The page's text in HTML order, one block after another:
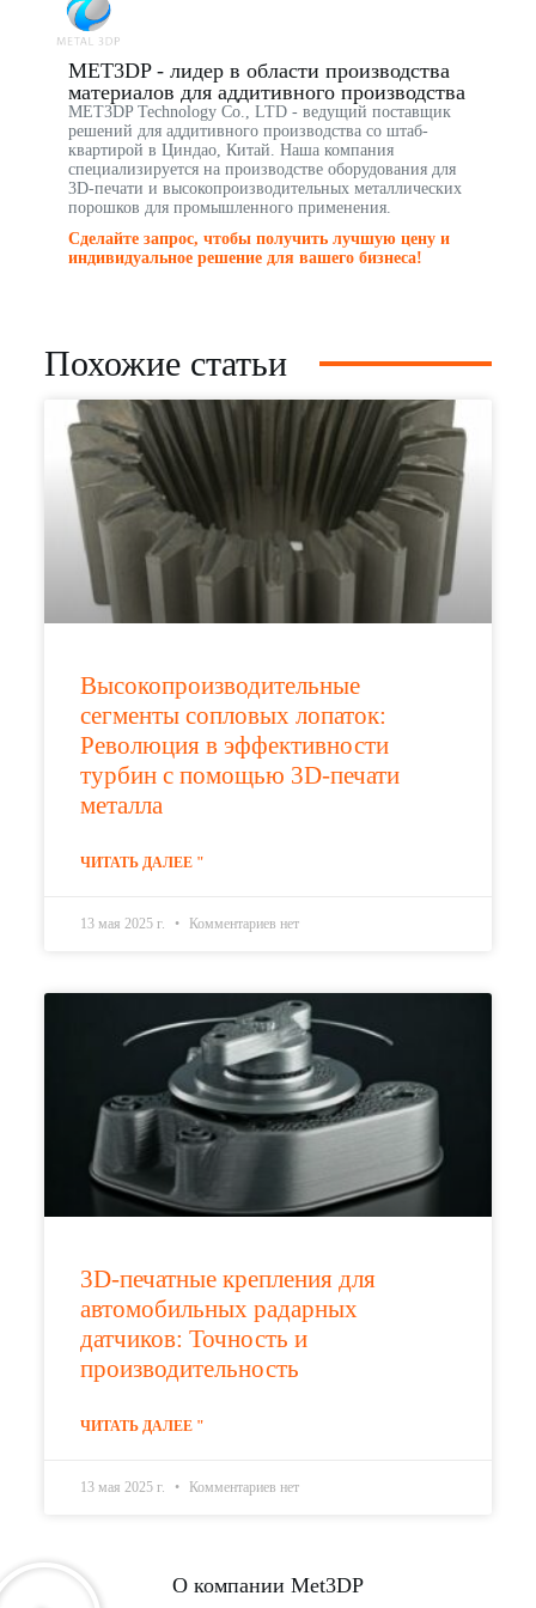
MET3DP - лидер в области производства
материалов для аддитивного производства
MET3DP Technology Co., LTD - ведущий поставщик
решений для аддитивного производства со штаб-
квартирой в Циндао, Китай. Наша компания
специализируется на производстве оборудования для
3D-печати и высокопроизводительных металлических
порошков для промышленного применения.
Сделайте запрос, чтобы получить лучшую цену и
индивидуальное решение для вашего бизнеса!
Похожие статьи
Высокопроизводительные
сегменты сопловых лопаток:
Революция в эффективности
турбин с помощью 3D-печати
металла
ЧИТАТЬ ДАЛЕЕ "
13 мая 2025 г. Комментариев нет
3D-печатные крепления для
автомобильных радарных
датчиков: Точность и
производительность
ЧИТАТЬ ДАЛЕЕ "
13 мая 2025 г. Комментариев нет
О компании Met3DP